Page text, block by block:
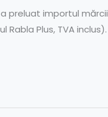
preluat importul mărcii
Plus, TVA inclus).